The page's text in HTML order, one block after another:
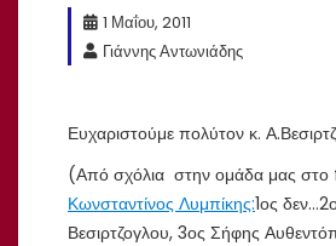
1 Μαΐου, 2011
Γιάννης Αντωνιάδης
Ευχαριστούμε πολύτον κ.
(Από σχόλια στην ομάδα μας
Κωνσταντίνος Λυμπίκης:1ος
Βεσιρτζογλου, 3ος Σήφης